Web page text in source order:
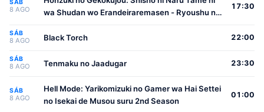
SÁB
8 AGO
wa Shudan wo Erandeiraremasen - Ryoushu no
17:30
SÁB
8 AGO Black Torch 22:00
SÁB
8 AGO Tenmaku no Jaadugar 23:30
SÁB
8 AGO
Hell Mode: Yarikomizuki no Gamer wa Hai Settei
no Isekai de Musou suru 2nd Season
01:00